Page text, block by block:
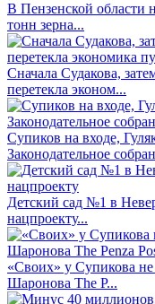
В Пензенской области
тонн зерна...
Сначала Судакова,
перетекла эконом...
Супиков на входе,
Законодательное
Детский сад №1 в
нацпроекту...
«Своих» у Супикова
Шаронова The P...